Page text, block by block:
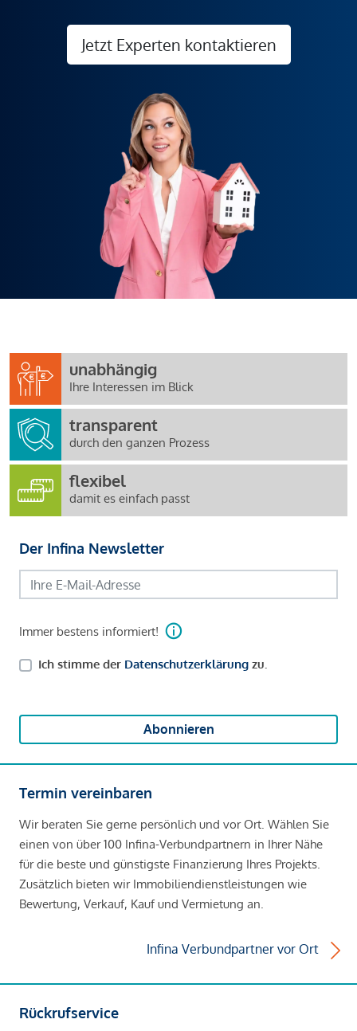
Jetzt Experten kontaktieren
unabhängig
Ihre Interessen im Blick
transparent
durch den ganzen Prozess
flexibel
damit es einfach passt
Der Infina Newsletter
Immer bestens informiert!
Ich stimme der Datenschutzerklärung zu.
Abonnieren
Termin vereinbaren
Wir beraten Sie gerne persönlich und vor Ort. Wählen Sie
einen von über 100 Infina-Verbundpartnern in Ihrer Nähe
für die beste und günstigste Finanzierung Ihres Projekts.
Zusätzlich bieten wir Immobiliendienstleistungen wie
Bewertung, Verkauf, Kauf und Vermietung an.
Infina Verbundpartner vor Ort
Rückrufservice